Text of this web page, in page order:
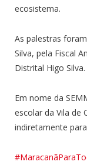
ecosistema.
As palestras
Silva, pela Fiscal
Distrital Higo Silva.
Em nome da
escolar da Vila de
indiretamente